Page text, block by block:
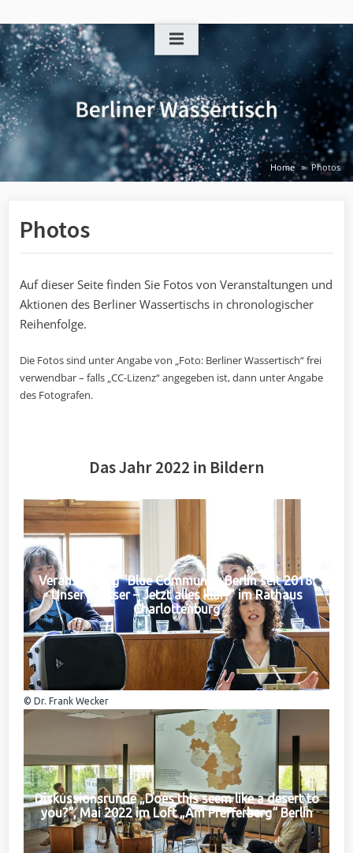
to
content
Home Photos
Photos
Auf dieser Seite finden Sie Fotos von Veranstaltungen und
Aktionen des Berliner Wassertischs in chronologischer
Reihenfolge.
Die Fotos sind unter Angabe von „Foto: Berliner Wassertisch“ frei
verwendbar – falls „CC-Lizenz“ angegeben ist, dann unter Angabe
des Fotografen.
Das Jahr 2022 in Bildern
Veranstaltung "Blue Community Berlin seit 2018:
Unser Wasser – Jetzt alles klar?" im Rathaus
Charlottenburg
© Dr. Frank Wecker
Diskussionsrunde „Does this seem like a desert to
you?“, Mai 2022 im Loft „Am Pfefferberg“ Berlin